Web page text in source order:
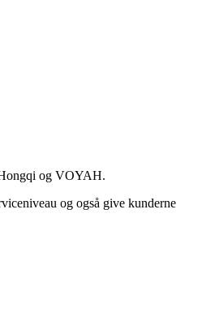
Hongqi og VOYAH.
og også give kunderne